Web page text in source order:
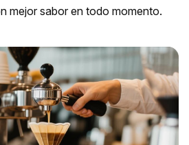
mejor sabor en todo momento.